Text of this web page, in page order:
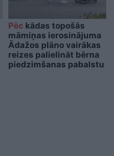
Pēc kādas topošās
māmiņas ierosinājuma
Ādažos plāno vairākas
reizes palielināt bērna
piedzimšanas pabalstu